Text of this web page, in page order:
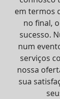
em termos
no final,
sucesso.
num
serviços
nossa
sua